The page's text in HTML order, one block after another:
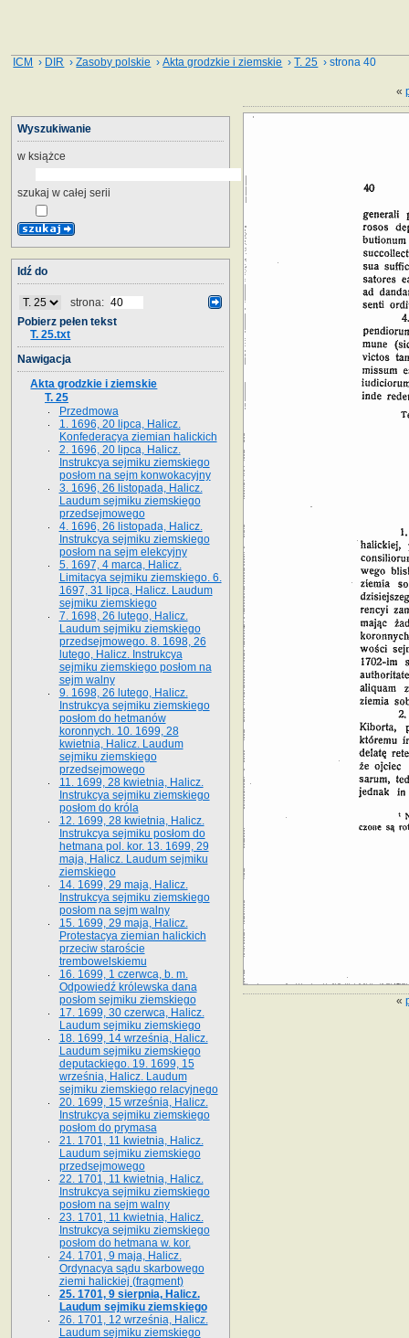
ICM › DIR ›Zasoby polskie ›Akta grodzkie i ziemskie ›T. 25 › strona 40
«
«
Wyszukiwanie
w książce
szukaj w całej serii
Idź do
strona:
Pobierz pełen tekst
T. 25.txt
Nawigacja
Akta grodzkie i ziemskie
T. 25
Przedmowa
1. 1696, 20 lipca, Halicz.
Konfederacya ziemian halickich
2. 1696, 20 lipca, Halicz.
Instrukcya sejmiku ziemskiego
posłom na sejm konwokacyjny
3. 1696, 26 listopada, Halicz.
Laudum sejmiku ziemskiego
przedsejmowego
4. 1696, 26 listopada, Halicz.
Instrukcya sejmiku ziemskiego
posłom na sejm elekcyjny
5. 1697, 4 marca, Halicz.
Limitacya sejmiku ziemskiego. 6.
1697, 31 lipca, Halicz. Laudum
sejmiku ziemskiego
7. 1698, 26 lutego, Halicz.
Laudum sejmiku ziemskiego
przedsejmowego. 8. 1698, 26
lutego, Halicz. Instrukcya
sejmiku ziemskiego posłom na
sejm walny
9. 1698, 26 lutego, Halicz.
Instrukcya sejmiku ziemskiego
posłom do hetmanów
koronnych. 10. 1699, 28
kwietnia, Halicz. Laudum
sejmiku ziemskiego
przedsejmowego
11. 1699, 28 kwietnia, Halicz.
Instrukcya sejmiku ziemskiego
posłom do króla
12. 1699, 28 kwietnia, Halicz.
Instrukcya sejmiku posłom do
hetmana pol. kor. 13. 1699, 29
maja, Halicz. Laudum sejmiku
ziemskiego
14. 1699, 29 maja, Halicz.
Instrukcya sejmiku ziemskiego
posłom na sejm walny
15. 1699, 29 maja, Halicz.
Protestacya ziemian halickich
przeciw staroście
trembowelskiemu
16. 1699, 1 czerwca, b. m.
Odpowiedź królewska dana
posłom sejmiku ziemskiego
17. 1699, 30 czerwca, Halicz.
Laudum sejmiku ziemskiego
18. 1699, 14 września, Halicz.
Laudum sejmiku ziemskiego
deputackiego. 19. 1699, 15
września, Halicz. Laudum
sejmiku ziemskiego relacyjnego
20. 1699, 15 września, Halicz.
Instrukcya sejmiku ziemskiego
posłom do prymasa
21. 1701, 11 kwietnia, Halicz.
Laudum sejmiku ziemskiego
przedsejmowego
22. 1701, 11 kwietnia, Halicz.
Instrukcya sejmiku ziemskiego
posłom na sejm walny
23. 1701, 11 kwietnia, Halicz.
Instrukcya sejmiku ziemskiego
posłom do hetmana w. kor.
24. 1701, 9 maja, Halicz.
Ordynacya sądu skarbowego
ziemi halickiej (fragment)
25. 1701, 9 sierpnia, Halicz.
Laudum sejmiku ziemskiego
26. 1701, 12 września, Halicz.
Laudum sejmiku ziemskiego